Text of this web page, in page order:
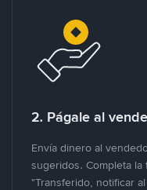
2. Págale al
Envía dinero al
sugeridos. Completa la
"Transferido, notificar